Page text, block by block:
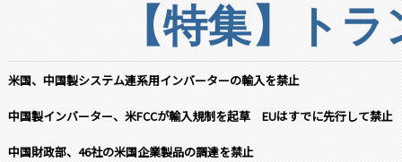
【特集】ト
米国、中国製システム連系用インバーターの輸入を禁止
中国製インバーター、米FCCが輸入規制を起草 EUはすでに先行して禁止
中国財政部、46社の米国企業製品の調達を禁止